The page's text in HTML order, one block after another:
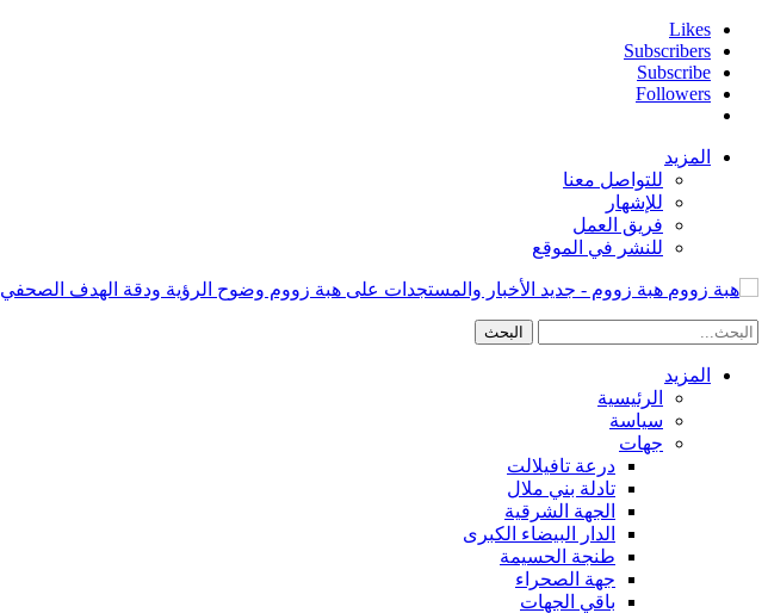
Likes
Subscribers
Subscribe
Followers
المزيد
للتواصل معنا
للإشهار
فريق العمل
للنشر في الموقع
هبة زووم - جديد الأخبار والمستجدات على هبة زووم وضوح الرؤية ودقة الهدف الصحفي
المزيد
الرئيسية
سياسة
جهات
درعة تافيلالت
تادلة بني ملال
الجهة الشرقية
الدار البيضاء الكبرى
طنجة الحسيمة
جهة الصحراء
باقي الجهات